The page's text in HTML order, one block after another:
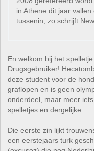
in Athene dit jaar vallen
tussenin, zo schrijft
En welkom bij het
Drugsgebruiker!
deze student voor de
graflopen en is geen
onderdeel, maar meer
spelletjes en dergelijke.
Die eerste zin lijkt
een eerstejaars turk